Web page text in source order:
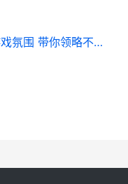
绝地求生纯音乐背景下的游戏氛围 带你领略不一样的电竞音乐魅力